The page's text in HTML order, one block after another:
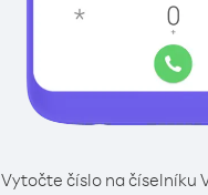
Vytočte číslo na číselníku